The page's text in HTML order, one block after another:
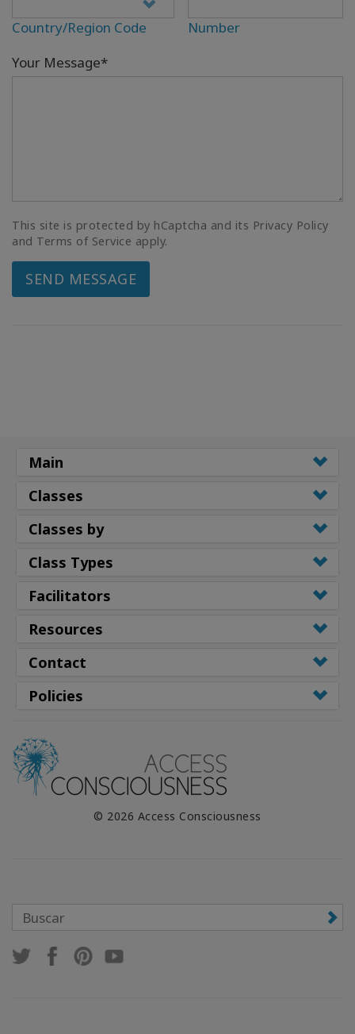
Country/Region Code
Number
Your Message*
This site is protected by hCaptcha and its Privacy Policy
and Terms of Service apply.
SEND MESSAGE
Main
Classes
Classes by
Class Types
Facilitators
Resources
Contact
Policies
© 2026 Access Consciousness